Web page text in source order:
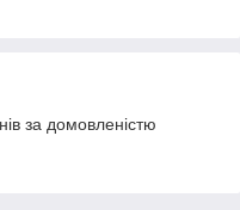
за домовленістю